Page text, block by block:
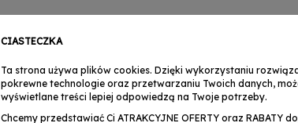
CIASTECZKA
Ta strona używa plików cookies. Dzięki wykorzystaniu
pokrewne technologie oraz przetwarzaniu Twoich danych,
wyświetlane treści lepiej odpowiedzą na Twoje potrzeby.
Chcemy przedstawiać Ci ATRAKCYJNE OFERTY oraz RABATY